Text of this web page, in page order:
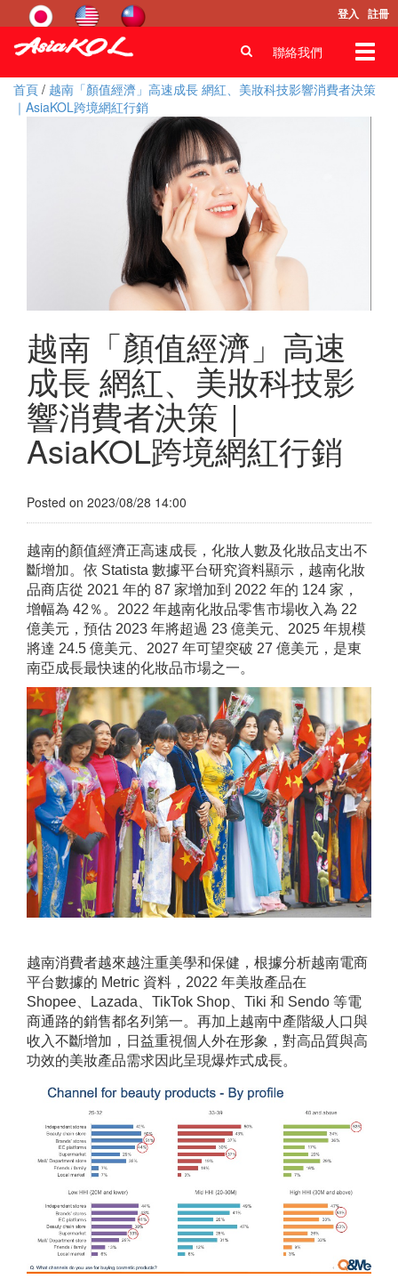
登入 註冊
聯絡我們
首頁 / 越南「顏值經濟」高速成長 網紅、美妝科技影響消費者決策
｜AsiaKOL跨境網紅行銷
越南「顏值經濟」高速
成長 網紅、美妝科技影
響消費者決策｜
AsiaKOL跨境網紅行銷
Posted on 2023/08/28 14:00
越南的顏值經濟正高速成長，化妝人數及化妝品支出不
斷增加。依 Statista 數據平台研究資料顯示，越南化妝
品商店從 2021 年的 87 家增加到 2022 年的 124 家，
增幅為 42％。2022 年越南化妝品零售市場收入為 22
億美元，預估 2023 年將超過 23 億美元、2025 年規模
將達 24.5 億美元、2027 年可望突破 27 億美元，是東
南亞成長最快速的化妝品市場之一。
越南消費者越來越注重美學和保健，根據分析越南電商
平台數據的 Metric 資料，2022 年美妝產品在
Shopee、Lazada、TikTok Shop、Tiki 和 Sendo 等電
商通路的銷售都名列第一。再加上越南中產階級人口與
收入不斷增加，日益重視個人外在形象，對高品質與高
功效的美妝產品需求因此呈現爆炸式成長。